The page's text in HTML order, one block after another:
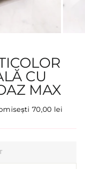
CU
MAX
70,00 lei